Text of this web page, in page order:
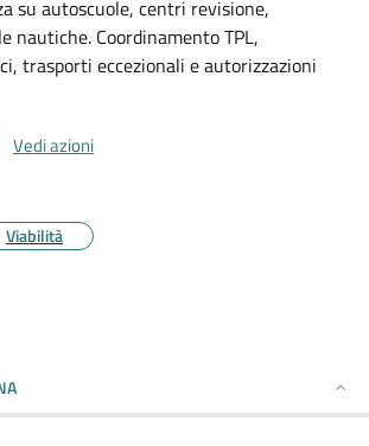
su autoscuole, centri revisione,
nautiche. Coordinamento TPL,
trasporti eccezionali e autorizzazioni
Vedi azioni
Viabilità